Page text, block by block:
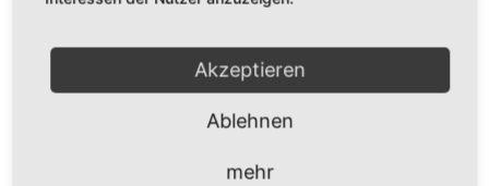
GANS MIT
KEULE
Akzeptieren
Ablehnen
mehr